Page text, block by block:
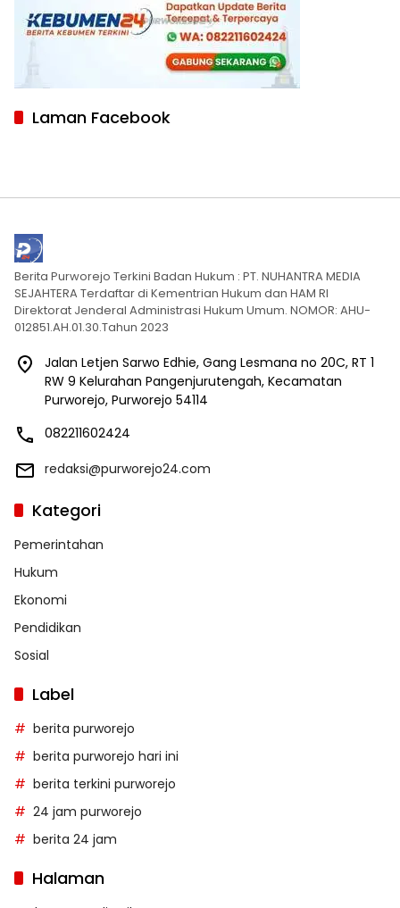
Laman Facebook
Berita Purworejo Terkini Badan Hukum : PT. NUHANTRA MEDIA
SEJAHTERA Terdaftar di Kementrian Hukum dan HAM RI
Direktorat Jenderal Administrasi Hukum Umum. NOMOR: AHU-
012851.AH.01.30.Tahun 2023
Jalan Letjen Sarwo Edhie, Gang Lesmana no 20C, RT 1
RW 9 Kelurahan Pangenjurutengah, Kecamatan
Purworejo, Purworejo 54114
082211602424
redaksi@purworejo24.com
Kategori
Pemerintahan
Hukum
Ekonomi
Pendidikan
Sosial
Label
berita purworejo
berita purworejo hari ini
berita terkini purworejo
24 jam purworejo
berita 24 jam
Halaman